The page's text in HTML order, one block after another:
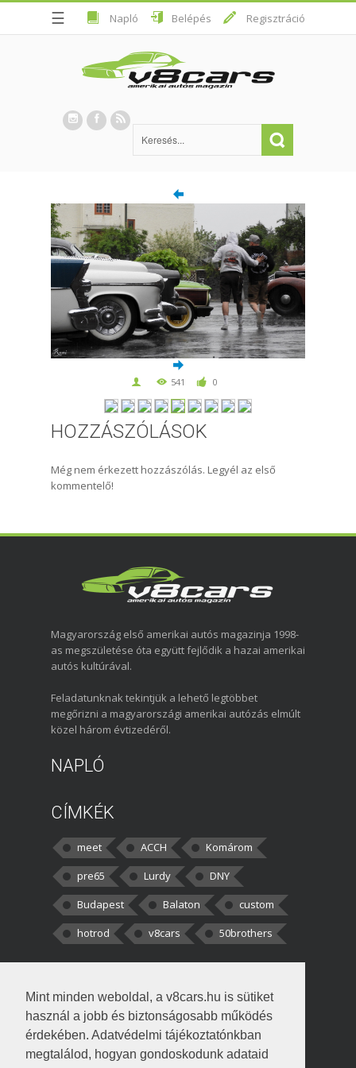
Mint minden weboldal, a v8cars.hu is sütiket
használ a jobb és biztonságosabb működés
érdekében. Adatvédelmi tájékoztatónkban
megtalálod, hogyan gondoskodunk adataid
☰ Napló Belépés Regisztráció
541 0
HOZZÁSZÓLÁSOK
Még nem érkezett hozzászólás. Legyél az első
kommentelő!
Magyarország első amerikai autós magazinja 1998-
as megszületése óta együtt fejlődik a hazai amerikai
autós kultúrával.
Feladatunknak tekintjük a lehető legtöbbet
megőrizni a magyarországi amerikai autózás elmúlt
közel három évtizedéről.
NAPLÓ
CÍMKÉK
meet ACCH
Komárom
pre65
Lurdy
DNY
Budapest
Balaton
custom
hotrod
v8cars 50brothers
kortisz:Elszúrtam! Én csak két
darabbaal számoltam. Nem tudtam, hogy fél autót,